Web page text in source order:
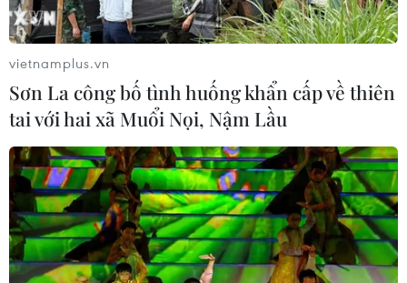
Cộng đồng người Việt tại Campuchia
thành kính tri ân các anh hùng liệt sỹ
Kiều bào tại Đức tổ chức Lễ cầu siêu,
tri ân các Anh hùng liệt sỹ
26/07/2026 22:53
vietnamplus.vn
Sơn La công bố tình huống khẩn cấp về thiên
tai với hai xã Muổi Nọi, Nậm Lầu